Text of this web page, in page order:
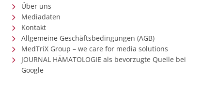
Über uns
Mediadaten
Kontakt
Allgemeine Geschäftsbedingungen (AGB)
MedTriX Group – we care for media solutions
JOURNAL HÄMATOLOGIE als bevorzugte Quelle bei
Google